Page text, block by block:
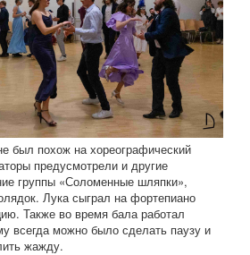
был похож на хореографический
предусмотрели и другие
группы «Соломенные шляпки»,
Лука сыграл на фортепиано
Также во время бала работал
всегда можно было сделать паузу и
жажду.